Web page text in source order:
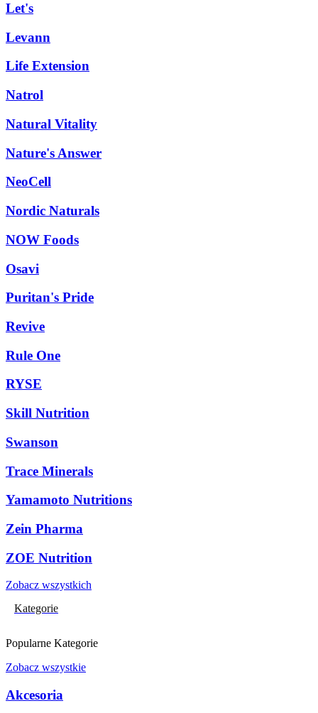
Let's
Levann
Life Extension
Natrol
Natural Vitality
Nature's Answer
NeoCell
Nordic Naturals
NOW Foods
Osavi
Puritan's Pride
Revive
Rule One
RYSE
Skill Nutrition
Swanson
Trace Minerals
Yamamoto Nutritions
Zein Pharma
ZOE Nutrition
Zobacz wszystkich
Kategorie
Popularne Kategorie
Zobacz wszystkie
Akcesoria